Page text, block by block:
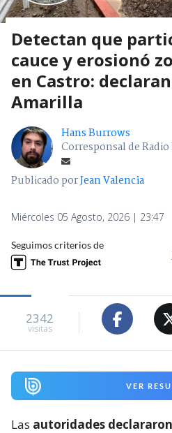
Detectan que
cauce y erosionó
en Castro:
Amarilla
Hans Burrows
Corresponsal de
Publicado porJean Valencia
Miércoles 05 Agosto, 2026 | 23:47
Seguimos criterios de
2342
visitas
VER
Las autoridades